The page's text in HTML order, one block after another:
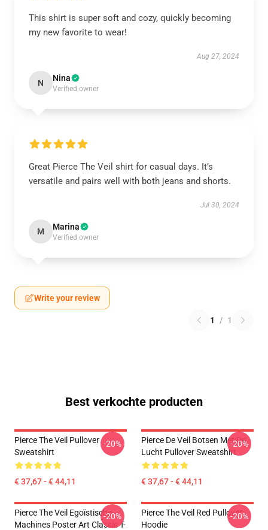
This shirt is super soft and cozy, quickly becoming
my new favorite to wear!
Aug 27, 2024
N Nina
Verified owner
Great Pierce The Veil shirt for casual days. It’s
versatile and pairs well with both jeans and shorts.
Jul 30, 2024
M Marina
Verified owner
Write your review
1 / 1
Best verkochte producten
Pierce The Veil Pullover
Sweatshirt
€ 37,67 - € 44,11
-20%
Pierce De Veil Botsen Met De
Lucht Pullover Sweatshirt
€ 37,67 - € 44,11
-20%
Pierce The Veil Egoïstische
Machines Poster Art Classic T-
-20%
Pierce The Veil Red Pullover
Hoodie
-20%